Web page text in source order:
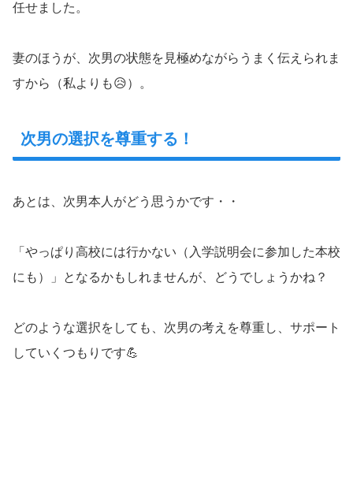
任せました。
妻のほうが、次男の状態を見極めながらうまく伝えられま
すから（私よりも😥）。
次男の選択を尊重する！
あとは、次男本人がどう思うかです・・
「やっぱり高校には行かない（入学説明会に参加した本校
にも）」となるかもしれませんが、どうでしょうかね？
どのような選択をしても、次男の考えを尊重し、サポート
していくつもりです💪